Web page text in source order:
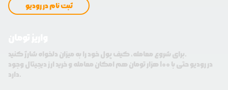
ثبت نام در رودیو
برای شروع معامله، کیف پول خود را به میزان دلخواه شارژ کنید.
در رودیو حتی با 100 هزار تومان هم امکان معامله و خرید ارز دیجیتال وجود
دارد.